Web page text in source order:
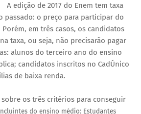
A edição de 2017 do Enem tem taxa
passado: o preço para participar do
Porém, em três casos, os candidatos
taxa, ou seja, não precisarão pagar
alunos do terceiro ano do ensino
candidatos inscritos no CadÚnico
de baixa renda.
os três critérios para conseguir
do ensino médio: Estudantes